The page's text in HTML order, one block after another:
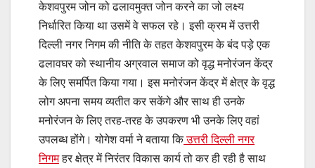
केशवपुरम जोन को ढलावमुक्त जोन करने का जो लक्ष्य
निर्धारित किया था उसमें वे सफल रहे। इसी क्रम में उत्तरी
दिल्ली नगर निगम की नीति के तहत केशवपुरम के बंद पड़े एक
ढलावघर को स्थानीय अग्रवाल समाज को वृद्ध मनोरंजन केंद्र
के लिए समर्पित किया गया। इस मनोरंजन केंद्र में क्षेत्र के वृद्ध
लोग अपना समय व्यतीत कर सकेंगे और साथ ही उनके
मनोरंजन के लिए तरह-तरह के उपकरण भी उनके लिए वहां
उपलब्ध होंगे। योगेश वर्मा ने बताया किउत्तरी दिल्ली नगर
निगमहर क्षेत्र में निरंतर विकास कार्य तो कर ही रही है साथ